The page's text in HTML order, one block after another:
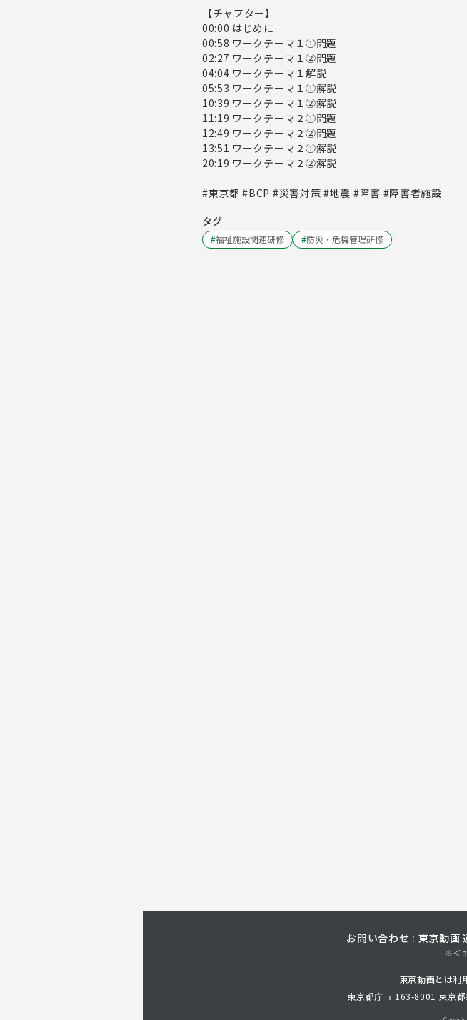
【チャプター】
00:00 はじめに
00:58 ワークテーマ１①問題
02:27 ワークテーマ１②問題
04:04 ワークテーマ１解説
05:53 ワークテーマ１①解説
10:39 ワークテーマ１②解説
11:19 ワークテーマ２①問題
12:49 ワークテーマ２②問題
13:51 ワークテーマ２①解説
20:19 ワークテーマ２②解説
#東京都 #BCP #災害対策 #地震 #障害 #障害者施設
タグ
#福祉施設関連研修 #防災・危機管理研修
お問い合わせ : 東京動画
※＜
東京動画とは利
東京都庁 〒163-8001 東京